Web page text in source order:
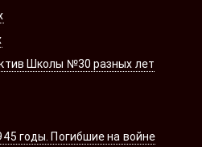
Школы №30 разных лет
годы. Погибшие на войне